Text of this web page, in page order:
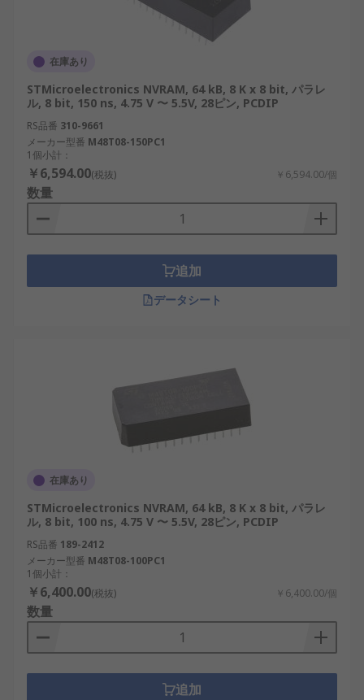
適切な NVRAM を選択するには、いくつかの要素を
考慮する必要があります。
メモリ サイズ
ット、小規模なタスクの場合は 64k ビットな
ど、アプリケーションのデータ ストレージ要
件に基づいて選択します。
インターフェイス タイプ：パラレル インター
フェイスとシリアル インターフェイスのどち
マウント タイプ：スルーホールや表面マウン
ったサイズを選択します。
：動作温度範囲と環境要因に対する
耐性を評価します。
NVRAM は汎用性が高いため、さまざまな用途に適
しています。
再生可能エネルギー システム
風力エネルギー システムで、重要な構成およ
び監視データを安全に保存するために使用さ
れます。
産業用ロボット
：リアルタイム制御用の信頼
貫したパフォーマンスを保証します。
在庫あり
STMicroelectronics NVRAM, 64 kB, 8 K x 8 bit, パラレ
ル, 8 bit, 150 ns, 4.75 V 〜 5.5V, 28ピン, PCDIP
RS品番 310-9661
メーカー型番 M48T08-150PC1
1個小計：
￥6,594.00(税抜) ￥6,594.00/個
数量
追加
データシート
在庫あり
STMicroelectronics NVRAM, 64 kB, 8 K x 8 bit, パラレ
ル, 8 bit, 100 ns, 4.75 V 〜 5.5V, 28ピン, PCDIP
RS品番 189-2412
メーカー型番 M48T08-100PC1
1個小計：
￥6,400.00(税抜) ￥6,400.00/個
数量
追加